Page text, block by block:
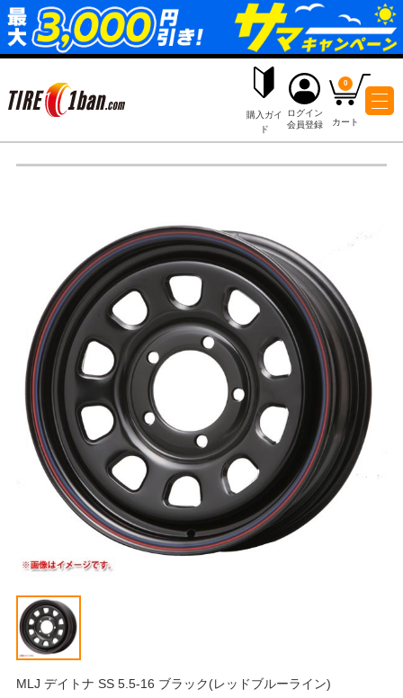
購入ガイ
ド
ログイン
MLJ デイトナ SS 5.5-16 ブラック(レッドブルーライン)